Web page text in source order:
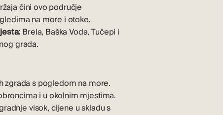
čini ovo područje
na more i otoke.
Brela, Baška Voda, Tučepi i
grada.
zgrada s pogledom na more.
i u okolnim mjestima.
visok, cijene u skladu s